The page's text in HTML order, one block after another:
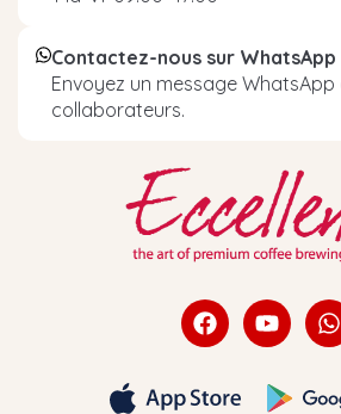
Contactez-nous sur WhatsApp
Envoyez un message WhatsApp
collaborateurs.